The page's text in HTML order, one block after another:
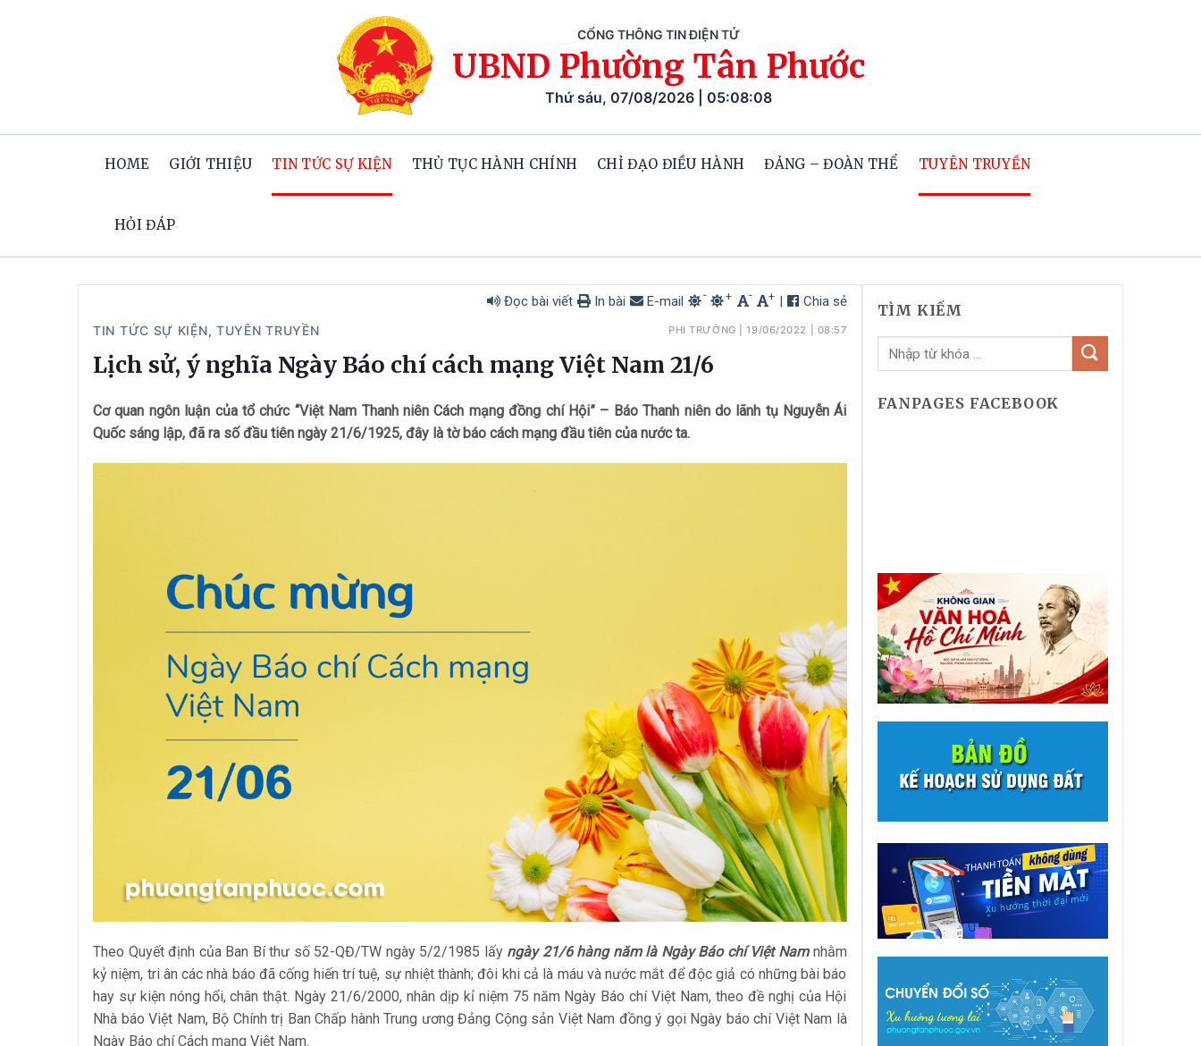
CỔNG THÔNG TIN ĐIỆN TỬ
UBND Phường Tân Phước
Thứ sáu, 07/08/2026 | 05:08:09
HOME GIỚI THIỆU TIN TỨC SỰ KIỆN THỦ TỤC HÀNH CHÍNH CHỈ ĐẠO ĐIỀU HÀNH ĐẢNG – ĐOÀN THỂ TUYÊN TRUYỀN
HỎI ĐÁP
Đọc bài viết In bài E-mail - + - + | Chia sẻ
TIN TỨC SỰ KIỆN, TUYÊN TRUYỀN PHI TRƯỜNG 19/06/2022 08:57
Lịch sử, ý nghĩa Ngày Báo chí cách mạng Việt Nam 21/6
Cơ quan ngôn luận của tổ chức “Việt Nam Thanh niên Cách mạng đồng chí Hội” – Báo Thanh niên do lãnh tụ Nguyễn Ái
Quốc sáng lập, đã ra số đầu tiên ngày 21/6/1925, đây là tờ báo cách mạng đầu tiên của nước ta.
Theo Quyết định của Ban Bí thư số 52-QĐ/TW ngày 5/2/1985 lấy ngày 21/6 hàng năm là Ngày Báo chí Việt Namnhằm
kỷ niệm, tri ân các nhà báo đã cống hiến trí tuệ, sự nhiệt thành; đôi khi cả là máu và nước mắt để độc giả có những bài báo
hay sự kiện nóng hổi, chân thật. Ngày 21/6/2000, nhân dịp kỉ niệm 75 năm Ngày Báo chí Việt Nam, theo đề nghị của Hội
Nhà báo Việt Nam, Bộ Chính trị Ban Chấp hành Trung ương Đảng Cộng sản Việt Nam đồng ý gọi Ngày báo chí Việt Nam là
Ngày Báo chí Cách mạng Việt Nam.
TÌM KIẾM
FANPAGES FACEBOOK